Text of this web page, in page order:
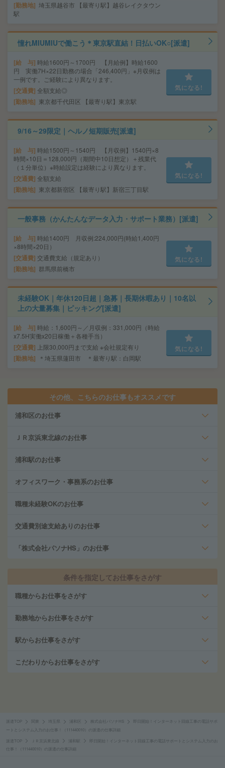
勤務地 埼玉県越谷市 【最寄り駅】越谷レイクタウン
駅
憧れMIUMIUで働こう＊東京駅直結！日払いOK○[派遣]
給 与 時給1600円～1700円 【月給例】時給1600
円 実働7H×22日勤務の場合「246,400円」※月収例は
一例です。ご経験により異なります。
交通費 全額支給◎
勤務地 東京都千代田区 【最寄り駅】東京駅
気になる!
9/16～29限定｜ヘルノ短期販売[派遣]
給 与 時給1500円～1540円 【月収例】1540円×8
時間×10日＝128,000円（期間中10日想定）＋残業代
（１分単位）※時給設定は経験により異なります。
交通費 全額支給
勤務地 東京都新宿区 【最寄り駅】新宿三丁目駅
気になる!
一般事務（かんたんなデータ入力・サポート業務）[派遣]
給 与 時給1400円 月収例:224,000円(時給1,400円
×8時間×20日）
交通費 交通費支給（規定あり）
勤務地 群馬県前橋市
気になる!
未経験OK｜年休120日超｜急募｜長期休暇あり｜10名以
上の大量募集｜ピッキング[派遣]
給 与 時給：1,600円～／月収例：331,000円（時給
x7.5H実働x20日稼働＋各種手当）
交通費 上限30,000円まで支給 ※会社規定有り
勤務地 ＊埼玉県蓮田市 ＊最寄り駅：白岡駅
気になる!
その他、こちらのお仕事もオススメです
浦和区のお仕事
ＪＲ京浜東北線のお仕事
浦和駅のお仕事
オフィスワーク・事務系のお仕事
職種未経験OKのお仕事
交通費別途支給ありのお仕事
「株式会社パソナHS」のお仕事
条件を指定してお仕事をさがす
職種からお仕事をさがす
勤務地からお仕事をさがす
駅からお仕事をさがす
こだわりからお仕事をさがす
派遣TOP 埼玉県 浦和区 株式会社パソナHS
即日開始！インターネット回線工事の電話サポ
ートとシステム入力のお仕事！（111440010）の派遣の仕事詳細
派遣TOP ＪＲ京浜東北線 浦和駅
即日開始！インターネット回線工事の電話サポートとシステム入力のお
仕事！（111440010）の派遣の仕事詳細